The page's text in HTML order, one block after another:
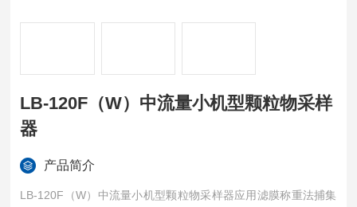
LB-120F（W）中流量小机型颗粒物采样
器
产品简介
LB-120F（W）中流量小机型颗粒物采样器应用滤膜称重法捕集